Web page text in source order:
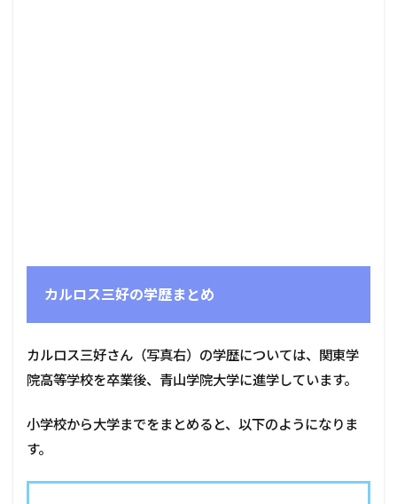
カルロス三好の学歴まとめ
カルロス三好さん（写真右）の学歴については、関東学
院高等学校を卒業後、青山学院大学に進学しています。
小学校から大学までをまとめると、以下のようになりま
す。